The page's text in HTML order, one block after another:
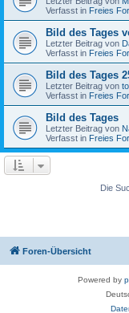
Verfasst in Freies
Bild des Tages
Letzter Beitrag von
Verfasst in Freies
Bild des Tages
Letzter Beitrag von
Verfasst in Freies
Bild des Tages
Letzter Beitrag von
Verfasst in Freies
Die
Foren-Übersicht
Powered by